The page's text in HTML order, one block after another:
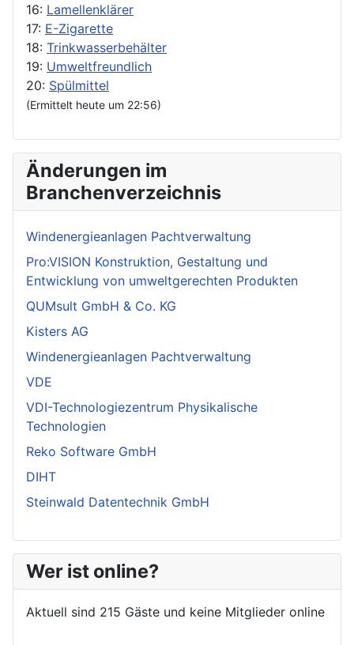
16: Lamellenklärer
17: E-Zigarette
18: Trinkwasserbehälter
19: Umweltfreundlich
20: Spülmittel
(Ermittelt heute um 22:56)
Änderungen im
Branchenverzeichnis
Windenergieanlagen Pachtverwaltung
Pro:VISION Konstruktion, Gestaltung und
Entwicklung von umweltgerechten Produkten
QUMsult GmbH & Co. KG
Kisters AG
Windenergieanlagen Pachtverwaltung
VDE
VDI-Technologiezentrum Physikalische
Technologien
Reko Software GmbH
DIHT
Steinwald Datentechnik GmbH
Wer ist online?
Aktuell sind 215 Gäste und keine Mitglieder online